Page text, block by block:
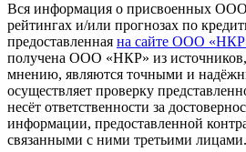
Вся информация о присвоенных
рейтингах и/или прогнозах по
предоставленная на сайте ООО
получена ООО «НКР» из источников,
мнению, являются точными и
осуществляет проверку
несёт ответственности за
информации, предоставленной
связанными с ними третьими лицами.